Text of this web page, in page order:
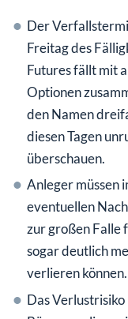
Der
Freitag des
Futures fällt mit
Optionen
den Namen
diesen Tagen
überschauen.
Anleger müssen
eventuellen
zur großen Falle
sogar deutlich
verlieren können.
Das